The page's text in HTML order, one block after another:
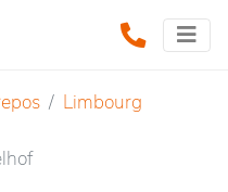
Limbourg